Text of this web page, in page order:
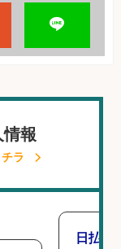
情報
ラ
日払い